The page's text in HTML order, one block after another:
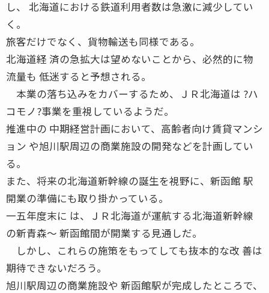
し、 北海道における鉄道利用者数は急激に減少してい
く。
旅客だけでなく、貨物輸送も同様である。
北海道経 済の急拡大は望めないことから、必然的に物
流量も 低迷すると予想される。
本業の落ち込みをカバーするため、ＪＲ北海道は ?ハ
コモノ?事業を重視しているようだ。
推進中の 中期経営計画において、高齢者向け賃貸マンシ
ョン や旭川駅周辺の商業施設の開発などを計画してい
る。
また、将来の北海道新幹線の誕生を視野に、新函館 駅
開業の準備にも取り掛かっている。
一五年度末に は、ＪＲ北海道が運航する北海道新幹線
の新青森〜 新函館間が開業する見通しだ。
しかし、これらの施策をもってしても抜本的な改 善は
期待できないだろう。
旭川駅周辺の商業施設や 新函館駅が完成したところで、